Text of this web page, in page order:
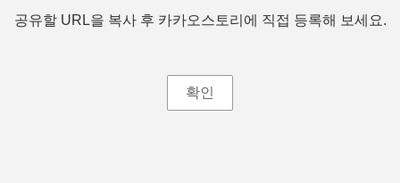
공유할 URL을 복사 후 카카오스토리에 직접 등록해 보세요.
확인